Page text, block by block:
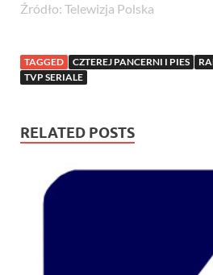
Źródło: Telewizja Polska
TAGGED CZTEREJ PANCERNI I PIES
TVP SERIALE
RELATED POSTS